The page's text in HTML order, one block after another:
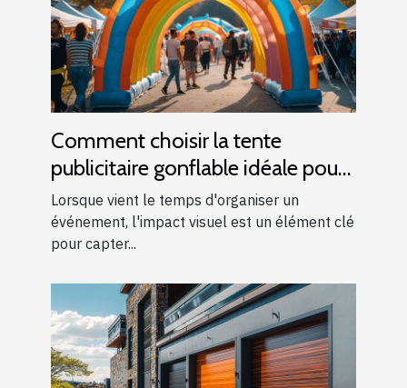
Comment choisir la tente
publicitaire gonflable idéale pour
vos événements
Lorsque vient le temps d'organiser un
événement, l'impact visuel est un élément clé
pour capter...